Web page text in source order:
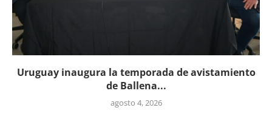
Uruguay inaugura la temporada de avistamiento
de Ballena...
agosto 4, 2026